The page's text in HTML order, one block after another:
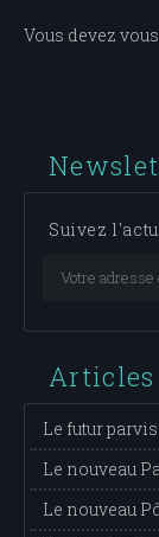
Vous devez
Suivez
Articles
Le futur
Le nouveau
Le nouveau